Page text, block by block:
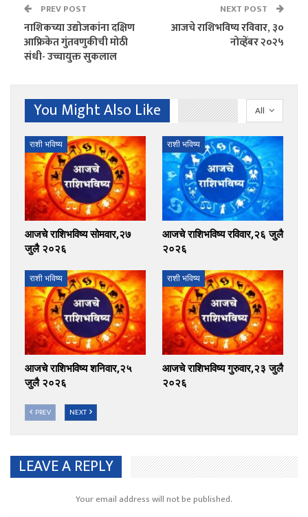
PREV POST
नाशिकच्या उद्योजकांना दक्षिण
आफ्रिकेत गुंतवणुकीची मोठी
संधी- उच्चायुक्त सुकलाल
NEXT POST
आजचे राशिभविष्य रविवार, ३०
नोव्हेंबर २०२५
All
You Might Also Like
राशी भविष्य
आजचे राशिभविष्य सोमवार,२७
जुलै २०२६
राशी भविष्य
आजचे राशिभविष्य रविवार,२६ जुलै
२०२६
राशी भविष्य
आजचे राशिभविष्य शनिवार,२५
जुलै २०२६
राशी भविष्य
आजचे राशिभविष्य गुरुवार,२३ जुलै
२०२६
PREV NEXT
LEAVE A REPLY
Your email address will not be published.